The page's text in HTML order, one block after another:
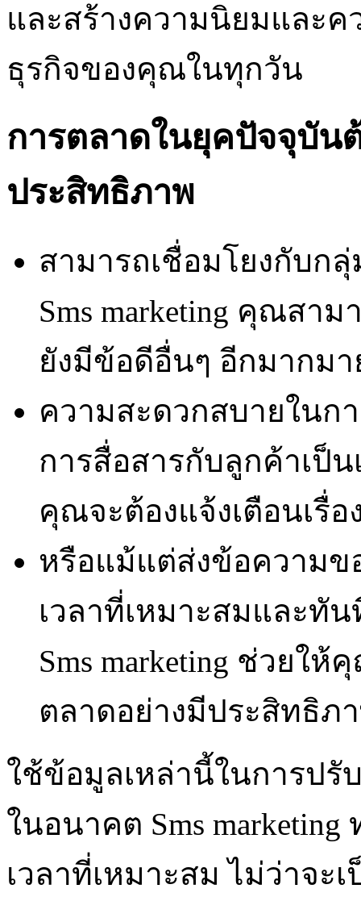
และสร้างความนิยมและ
ธุรกิจของคุณในทุกวัน
การตลาดในยุคปัจจุบัน
ประสิทธิภาพ
สามารถเชื่อมโยงกับกลุ่
Sms marketing คุณสา
ยังมีข้อดีอื่นๆ อีกมากม
ความสะดวกสบายในกา
การสื่อสารกับลูกค้าเป็น
คุณจะต้องแจ้งเตือนเรื่
หรือแม้แต่ส่งข้อความ
เวลาที่เหมาะสมและทั
Sms marketing ช่วยใ
ตลาดอย่างมีประสิทธิภ
ใช้ข้อมูลเหล่านี้ในการป
ในอนาคต Sms
เวลาที่เหมาะสม ไม่ว่าจะ